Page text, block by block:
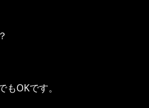
OKです。